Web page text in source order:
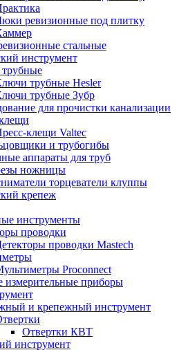
ревизионные под плитку
стальные
инструмент
трубные Hesler
трубные Зубр
для прочистки канализации
клещи Valtec
и трубогибы
аппараты для труб
ножницы
торцеватели клуппы
крепеж
инструменты
проводки
проводки Mastech
Proconnect
измерительные приборы
и крепежный инструмент
Отвертки КВТ
инструмент